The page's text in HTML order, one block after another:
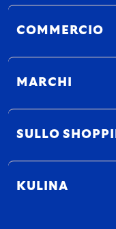
COMMERCIO
MARCHI
SULLO
KULINA